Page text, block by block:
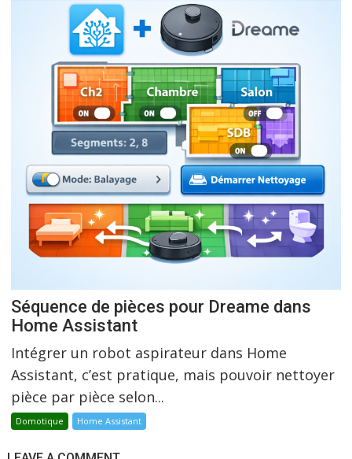
Séquence de pièces pour Dreame dans
Home Assistant
Intégrer un robot aspirateur dans Home
Assistant, c’est pratique, mais pouvoir nettoyer
pièce par pièce selon...
Domotique Home Assistant